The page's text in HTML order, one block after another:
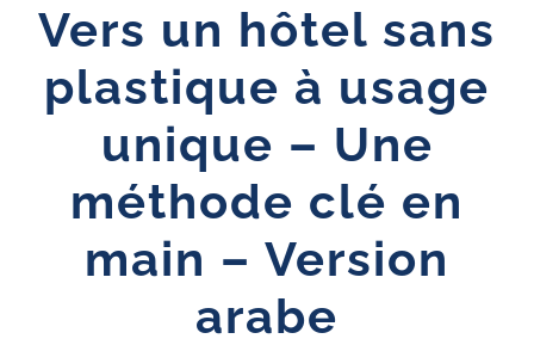
Vers un hôtel sans
plastique à usage
unique – Une
méthode clé en
main – Version
arabe